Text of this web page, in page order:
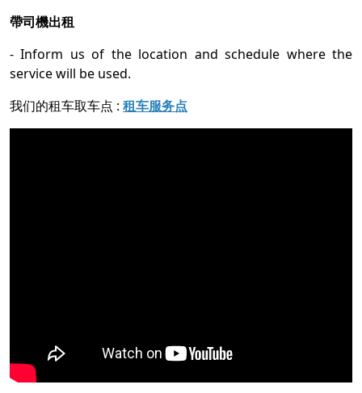
帶司機出租
- Inform us of the location and schedule where the
service will be used.
我们的租车取车点 : 租车服务点